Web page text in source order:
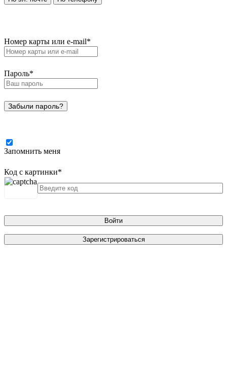
Номер карты или e-mail*
Пароль*
Забыли пароль?
Запомнить меня
Код с картинки*
Войти
Зарегистрироваться